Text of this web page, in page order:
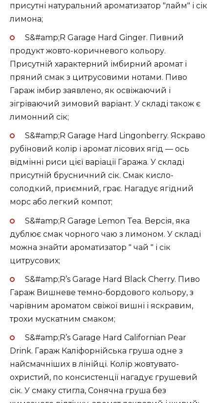
присутні натуральний ароматизатор "лайм" і сік
лимона;
S&#amp;R Garage Hard Ginger. Пивний
продукт жовто-коричневого кольору.
Присутній характерний імбирний аромат і
пряний смак з цитрусовими нотами. Пиво
Гараж імбир заявлено, як освіжаючий і
зігріваючий зимовий варіант. У складі також є
лимонний сік;
S&#amp;R Garage Hard Lingonberry. Яскраво
рубіновий колір і аромат лісових ягід — ось
відмінні риси цієї варіації Гаража. У складі
присутній брусничний сік. Смак кисло-
солодкий, приємний, грає. Нагадує ягідний
морс або легкий компот;
S&#amp;R Garage Lemon Tea. Версія, яка
дублює смак чорного чаю з лимоном. У складі
можна знайти ароматизатор " чай " і сік
цитрусових;
S&#amp;R’s Garage Hard Black Cherry. Пиво
Гараж Вишневе темно-бордового кольору, з
чарівним ароматом свіжої вишні і яскравим,
трохи мускатним смаком;
S&#amp;R’s Garage Hard Californian Pear
Drink. Гараж Каліфорнійська груша одне з
найсмачніших в лінійці. Колір жовтувато-
охристий, по консистенції нагадує грушевий
сік. У смаку стигла, Сонячна груша без